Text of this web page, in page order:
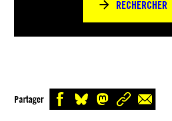
RECHERCHER
Partager